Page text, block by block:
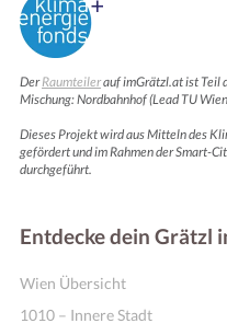
DerRaumteilerauf imGrätzl.at ist Teil
Mischung: Nordbahnhof (Lead TU
Dieses Projekt wird aus Mitteln des
gefördert und im Rahmen der Smart-
durchgeführt.
Entdecke dein Grätzl
Wien Übersicht
1010 – Innere Stadt